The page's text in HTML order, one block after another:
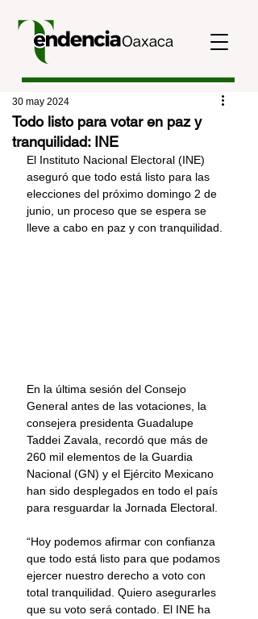
Todo listo para votar en paz y
tranquilidad: INE
30 may 2024
El Instituto Nacional Electoral (INE)
aseguró que todo está listo para las
elecciones del próximo domingo 2 de
junio, un proceso que se espera se
lleve a cabo en paz y con tranquilidad.
En la última sesión del Consejo
General antes de las votaciones, la
consejera presidenta Guadalupe
Taddei Zavala, recordó que más de
260 mil elementos de la Guardia
Nacional (GN) y el Ejército Mexicano
han sido desplegados en todo el país
para resguardar la Jornada Electoral.
“Hoy podemos afirmar con confianza
que todo está listo para que podamos
ejercer nuestro derecho a voto con
total tranquilidad. Quiero asegurarles
que su voto será contado. El INE ha